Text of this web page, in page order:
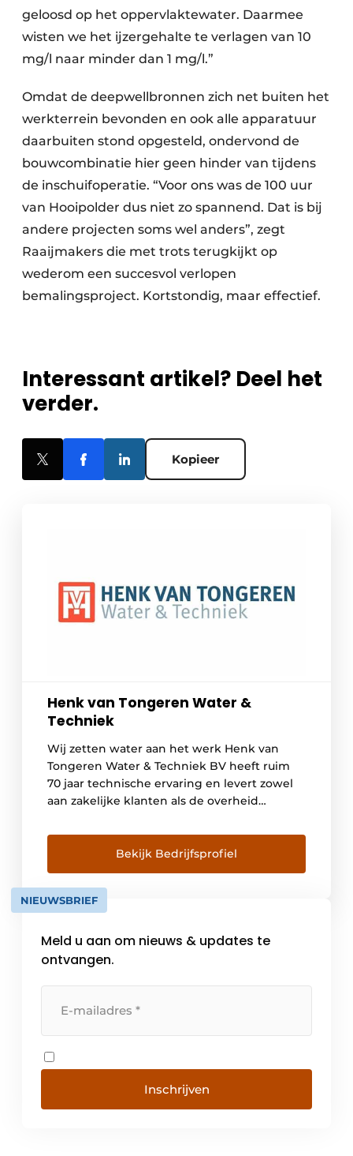
geloosd op het oppervlaktewater. Daarmee
wisten we het ijzergehalte te verlagen van 10
mg/l naar minder dan 1 mg/l.”
Omdat de deepwellbronnen zich net buiten het
werkterrein bevonden en ook alle apparatuur
daarbuiten stond opgesteld, ondervond de
bouwcombinatie hier geen hinder van tijdens
de inschuifoperatie. “Voor ons was de 100 uur
van Hooipolder dus niet zo spannend. Dat is bij
andere projecten soms wel anders”, zegt
Raaijmakers die met trots terugkijkt op
wederom een succesvol verlopen
bemalingsproject. Kortstondig, maar effectief.
Interessant artikel? Deel het
verder.
Kopieer
Henk van Tongeren Water &
Techniek
Wij zetten water aan het werk Henk van
Tongeren Water & Techniek BV heeft ruim
70 jaar technische ervaring en levert zowel
aan zakelijke klanten als de overheid
water en techniek. Wij zetten water aan het
werk om grote infra-, bouw- en
waterprojecten in beweging te krijgen,
overheden te […]
Bekijk Bedrijfsprofiel
NIEUWSBRIEF
Meld u aan om nieuws & updates te
ontvangen.
Inschrijven